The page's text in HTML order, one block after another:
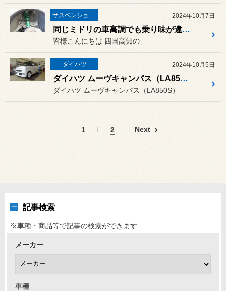
2024年10月7日
同じミドリの車高調でも乗り味が違うんです！トヨタ C-HR GRスポーツ（ZYV11）に「TEIN RX1車高調」の取り付け！
皆様こんにちは 四国高知の
ダイハツ 2024年10月5日
ダイハツ ムーヴキャンパス（LA850S）& REGNO GR-Leggera（レグノ ジーアール ・レジェーラ）
ダイハツ ムーヴキャンパス（LA850S）
1 2 Next
記事検索
※車種・商品等で記事の検索ができます
メーカー
車種